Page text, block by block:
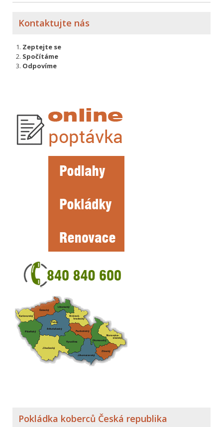
Kontaktujte nás
Zeptejte se
Spočítáme
Odpovíme
Pokládka koberců Česká republika